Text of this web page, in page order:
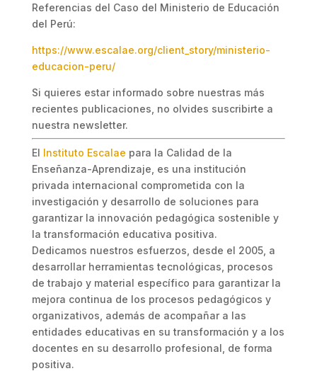
Referencias del Caso del Ministerio de Educación
del Perú:
https://www.escalae.org/client_story/ministerio-
educacion-peru/
Si quieres estar informado sobre nuestras más
recientes publicaciones, no olvides suscribirte a
nuestra newsletter.
El Instituto Escalae para la Calidad de la
Enseñanza-Aprendizaje, es una institución
privada internacional comprometida con la
investigación y desarrollo de soluciones para
garantizar la innovación pedagógica sostenible y
la transformación educativa positiva.
Dedicamos nuestros esfuerzos, desde el 2005, a
desarrollar herramientas tecnológicas, procesos
de trabajo y material específico para garantizar la
mejora continua de los procesos pedagógicos y
organizativos, además de acompañar a las
entidades educativas en su transformación y a los
docentes en su desarrollo profesional, de forma
positiva.